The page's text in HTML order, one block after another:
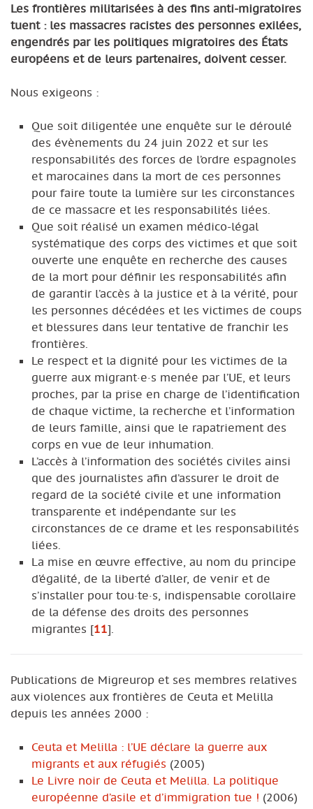
Les frontières militarisées à des fins anti-migratoires
tuent : les massacres racistes des personnes exilées,
engendrés par les politiques migratoires des États
européens et de leurs partenaires, doivent cesser.
Nous exigeons :
Que soit diligentée une enquête sur le déroulé
des évènements du 24 juin 2022 et sur les
responsabilités des forces de l’ordre espagnoles
et marocaines dans la mort de ces personnes
pour faire toute la lumière sur les circonstances
de ce massacre et les responsabilités liées.
Que soit réalisé un examen médico-légal
systématique des corps des victimes et que soit
ouverte une enquête en recherche des causes
de la mort pour définir les responsabilités afin
de garantir l’accès à la justice et à la vérité, pour
les personnes décédées et les victimes de coups
et blessures dans leur tentative de franchir les
frontières.
Le respect et la dignité pour les victimes de la
guerre aux migrant·e·s menée par l’UE, et leurs
proches, par la prise en charge de l’identification
de chaque victime, la recherche et l’information
de leurs famille, ainsi que le rapatriement des
corps en vue de leur inhumation.
L’accès à l’information des sociétés civiles ainsi
que des journalistes afin d’assurer le droit de
regard de la société civile et une information
transparente et indépendante sur les
circonstances de ce drame et les responsabilités
liées.
La mise en œuvre effective, au nom du principe
d’égalité, de la liberté d’aller, de venir et de
s’installer pour tou·te·s, indispensable corollaire
de la défense des droits des personnes
migrantes [11]
Publications de Migreurop et ses membres relatives
aux violences aux frontières de Ceuta et Melilla
depuis les années 2000 :
Ceuta et Melilla : l’UE déclare la guerre aux
migrants et aux réfugiés (2005)
Le Livre noir de Ceuta et Melilla. La politique
européenne d’asile et d’immigration tue ! (2006)